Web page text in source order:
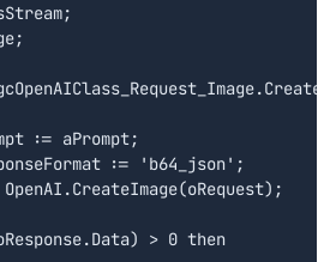
:= aPrompt;
:= 'b64_json';
> 0 then